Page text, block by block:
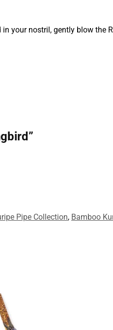
your nostril, gently blow the
Pipe Collection, Bamboo